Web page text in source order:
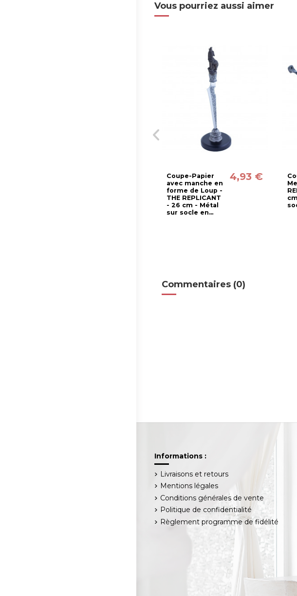
Vous pourriez aussi aimer
Coupe-Papier
avec manche en
forme de Loup -
THE REPLICANT
- 26 cm - Métal
sur socle en...
4,93 €
Commentaires (0)
Informations :
Livraisons et retours
Mentions légales
Conditions générales de vente
Politique de confidentialité
Règlement programme de fidélité